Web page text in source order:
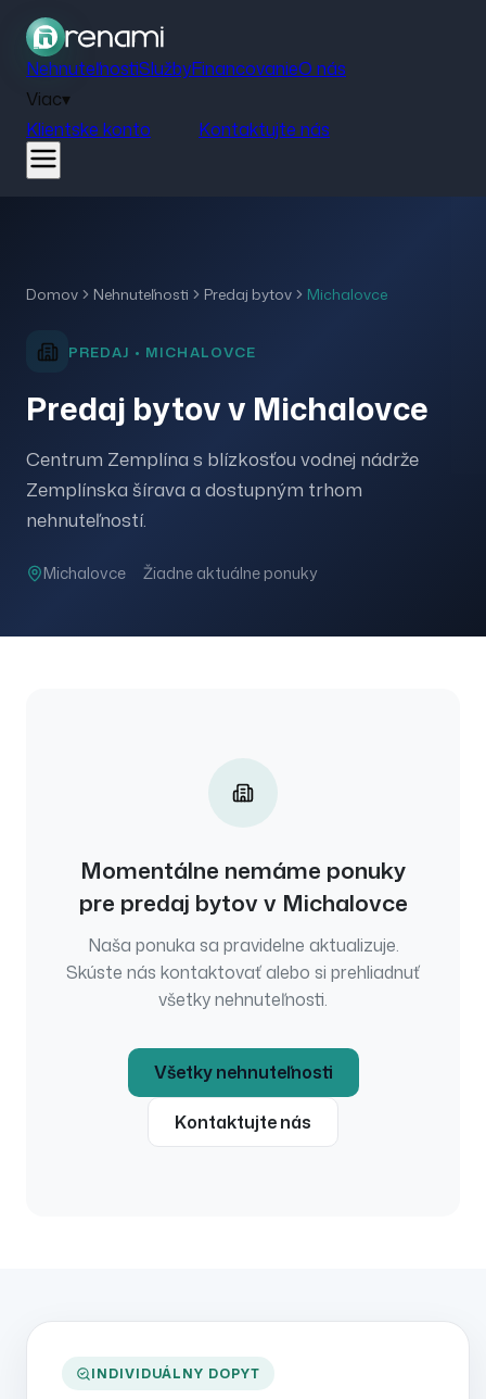
NehnuteľnostiSlužbyFinancovanieO nás
Viac▾
Klientske konto
Kontaktujte nás
Domov Nehnuteľnosti Predaj bytov Michalovce
PREDAJ • MICHALOVCE
Predaj bytov v Michalovce
Centrum Zemplína s blízkosťou vodnej nádrže
Zemplínska šírava a dostupným trhom
nehnuteľností.
Michalovce Žiadne aktuálne ponuky
Momentálne nemáme ponuky
pre predaj bytov v Michalovce
Naša ponuka sa pravidelne aktualizuje.
Skúste nás kontaktovať alebo si prehliadnuť
všetky nehnuteľnosti.
Všetky nehnuteľnosti
Kontaktujte nás
INDIVIDUÁLNY DOPYT